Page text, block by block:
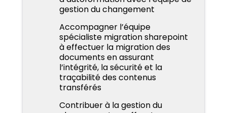
gestion du changement
Accompagner l’équipe
spécialiste migration sharepoint
à effectuer la migration des
documents en assurant
l’intégrité, la sécurité et la
traçabilité des contenus
transférés
Contribuer à la gestion du